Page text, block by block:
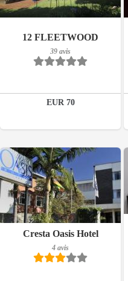
12 FLEETWOOD
39 avis
EUR 70
Petit-déjeuner inclus
39 avis
Cresta Oasis Hotel
4 avis
Petit-déjeuner inclus
4 avis